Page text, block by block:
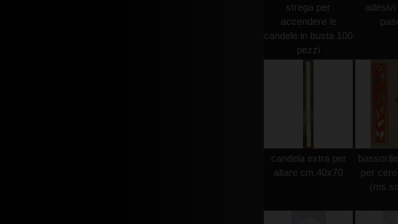
strega per
accendere le
candele in busta 100
pezzi
candela extra per
altare cm.40x70
per